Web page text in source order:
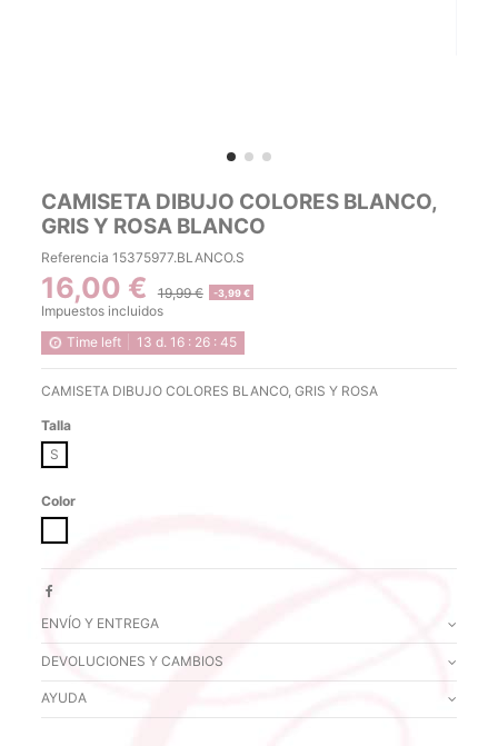
CAMISETA DIBUJO COLORES BLANCO,
GRIS Y ROSA BLANCO
Referencia 15375977.BLANCO.S
16,00 € 19,99 € -3,99 €
Impuestos incluidos
Time left
13 d. 16: 26: 44
CAMISETA DIBUJO COLORES BLANCO, GRIS Y ROSA
Talla
S
Color
ENVÍO Y ENTREGA
DEVOLUCIONES Y CAMBIOS
AYUDA